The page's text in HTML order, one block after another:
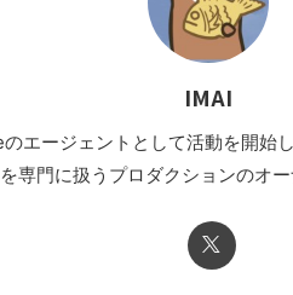
IMAI
エージェントとして活動を開始
専門に扱うプロダクションのオー